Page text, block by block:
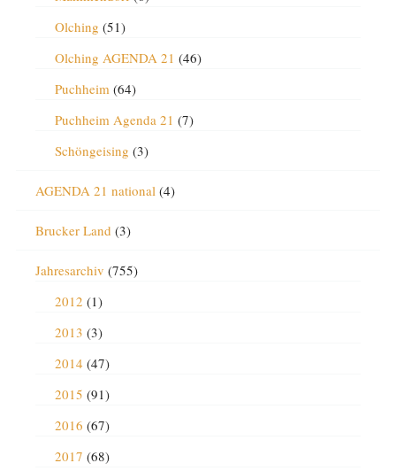
Olching (51)
Olching AGENDA 21 (46)
Puchheim(64)
Puchheim Agenda 21 (7)
Schöngeising (3)
AGENDA 21 national(4)
Brucker Land (3)
Jahresarchiv (755)
2012 (1)
2013 (3)
2014 (47)
2015 (91)
2016 (67)
2017 (68)